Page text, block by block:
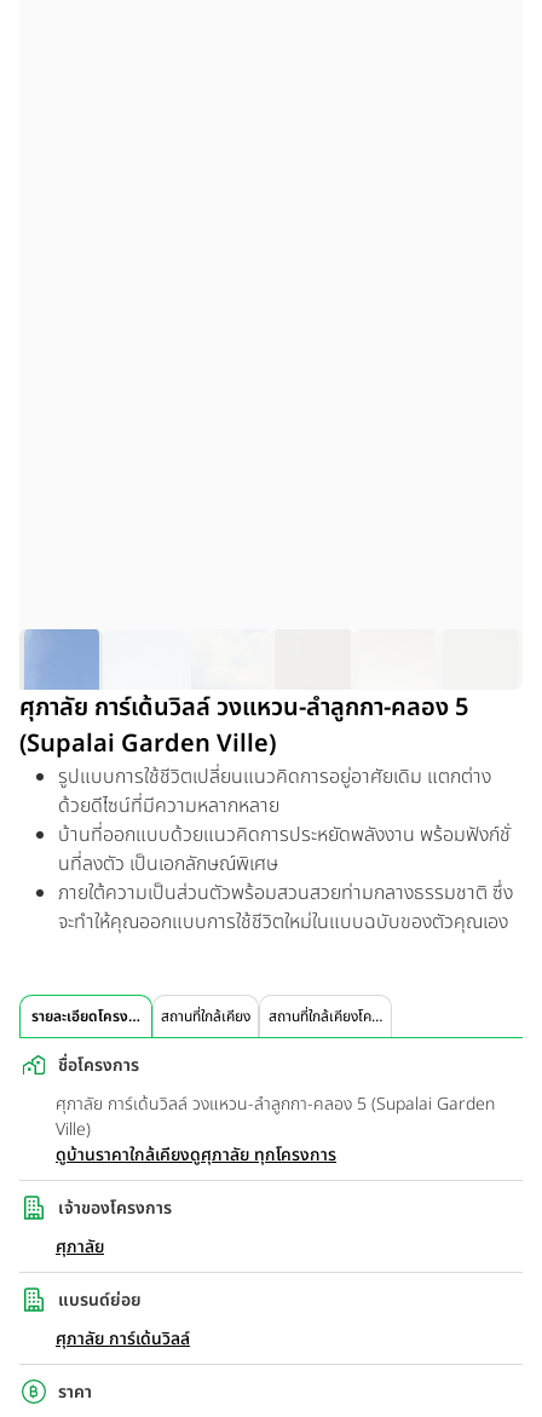
ศุภาลัย การ์เด้นวิลล์ วงแหวน-ลำลูกกา-คลอง 5
(Supalai Garden Ville)
รูปแบบการใช้ชีวิตเปลี่ยนแนวคิดการอยู่อาศัยเดิม แตกต่าง
ด้วยดีไซน์ที่มีความหลากหลาย
บ้านที่ออกแบบด้วยแนวคิดการประหยัดพลังงาน พร้อมฟังก์ชั่
นที่ลงตัว เป็นเอกลักษณ์พิเศษ
ภายใต้ความเป็นส่วนตัวพร้อมสวนสวยท่ามกลางธรรมชาติ ซึ่ง
จะทำให้คุณออกแบบการใช้ชีวิตใหม่ในแบบฉบับของตัวคุณเอง
รายละเอียดโครงการ สถานที่ใกล้เคียง สถานที่ใกล้เคียงโครงการ
ชื่อโครงการ
ศุภาลัย การ์เด้นวิลล์ วงแหวน-ลำลูกกา-คลอง 5 (Supalai Garden
Ville)
ดูบ้านราคาใกล้เคียงดูศุภาลัย ทุกโครงการ
เจ้าของโครงการ
ศุภาลัย
แบรนด์ย่อย
ศุภาลัย การ์เด้นวิลล์
ราคา